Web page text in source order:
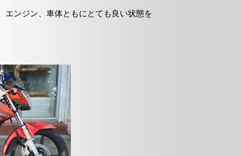
エンジン、車体ともにとても良い状態を